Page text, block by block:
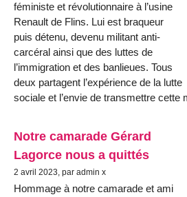
féministe et révolutionnaire à l’usine
Renault de Flins. Lui est braqueur
puis détenu, devenu militant anti-
carcéral ainsi que des luttes de
l’immigration et des banlieues. Tous
deux partagent l’expérience de la lutte
sociale et l’envie de transmettre cette
Notre camarade Gérard
Lagorce nous a quittés
2 avril 2023, par admin x
Hommage à notre camarade et ami